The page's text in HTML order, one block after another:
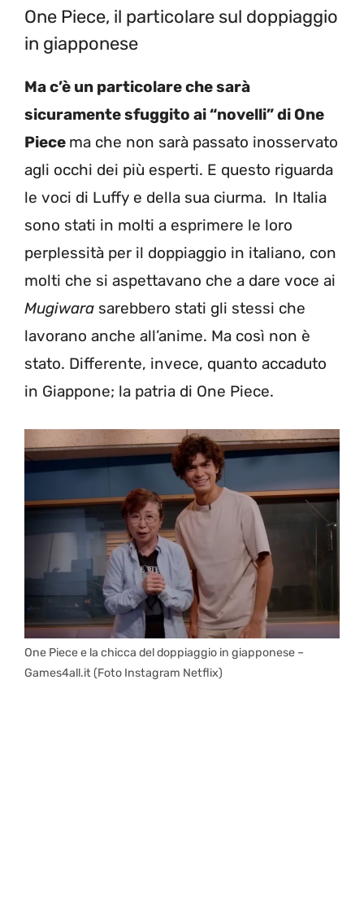
One Piece, il particolare sul doppiaggio
in giapponese
Ma c’è un particolare che sarà
sicuramente sfuggito ai “novelli” di One
Piece ma che non sarà passato inosservato
agli occhi dei più esperti. E questo riguarda
le voci di Luffy e della sua ciurma. In Italia
sono stati in molti a esprimere le loro
perplessità per il doppiaggio in italiano, con
molti che si aspettavano che a dare voce ai
Mugiwara sarebbero stati gli stessi che
lavorano anche all’anime. Ma così non è
stato. Differente, invece, quanto accaduto
in Giappone; la patria di One Piece.
One Piece e la chicca del doppiaggio in giapponese –
Games4all.it (Foto Instagram Netflix)